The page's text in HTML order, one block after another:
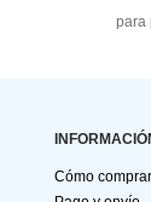
para
Cómo comprar